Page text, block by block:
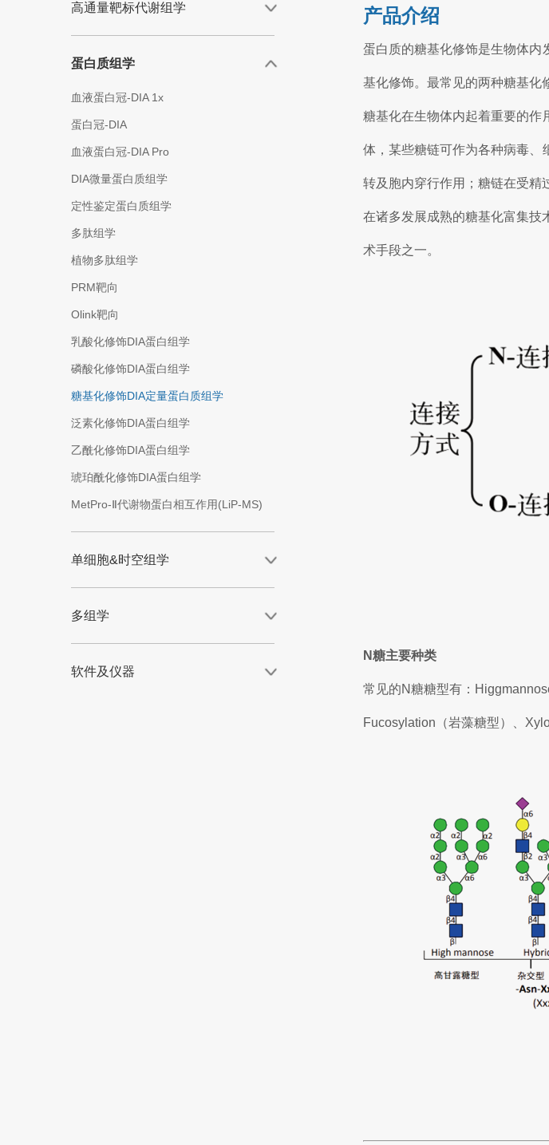
高通量靶标代谢组学
蛋白质组学
血液蛋白冠-DIA 1x
蛋白冠-DIA
血液蛋白冠-DIA Pro
DIA微量蛋白质组学
定性鉴定蛋白质组学
多肽组学
植物多肽组学
PRM靶向
Olink靶向
乳酸化修饰DIA蛋白组学
磷酸化修饰DIA蛋白组学
糖基化修饰DIA定量蛋白质组学
泛素化修饰DIA蛋白组学
乙酰化修饰DIA蛋白组学
琥珀酰化修饰DIA蛋白组学
MetPro-Ⅱ代谢物蛋白相互作用(LiP-MS)
单细胞&时空组学
多组学
软件及仪器
产品介绍
蛋白质的糖基化修饰是生物体内
基化修饰。最常见的两种糖基化
糖基化在生物体内起着重要的作
体，某些糖链可作为各种病毒、
转及胞内穿行作用；糖链在受精
在诸多发展成熟的糖基化富集技
术手段之一。
N糖主要种类
常见的N糖糖型有：
Fucosylation（岩藻糖型）、